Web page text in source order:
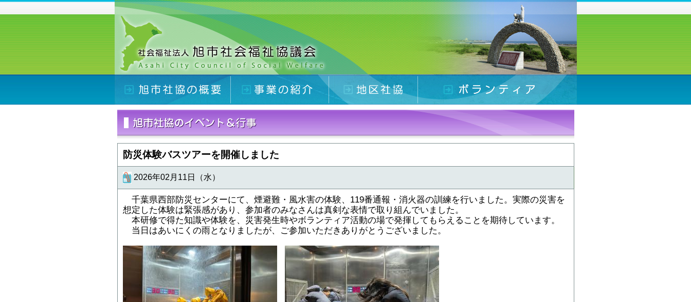
防災体験バスツアーを開催しました
2026年02月11日（水）
千葉県西部防災センターにて、煙避難・風水害の体験、119番通報・消火器の訓練を行いました。実際の災害を
想定した体験は緊張感があり、参加者のみなさんは真剣な表情で取り組んでいました。
本研修で得た知識や体験を、災害発生時やボランティア活動の場で発揮してもらえることを期待しています。
当日はあいにくの雨となりましたが、ご参加いただきありがとうございました。